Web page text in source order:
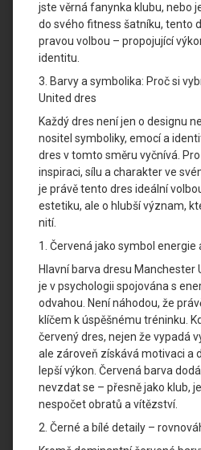
jste věrná fanynka klubu, nebo
do svého fitness šatníku, tento
pravou volbou – propojující
identitu.
3. Barvy a symbolika: Proč si
United dres
Každý dres není jen o designu
nositel symboliky, emocí a
dres v tomto směru vyčnívá.
inspiraci, sílu a charakter ve
je právě tento dres ideální
estetiku, ale o hlubší význam,
nití.
1. Červená jako symbol energie
Hlavní barva dresu Manchester
je v psychologii spojována s
odvahou. Není náhodou, že
klíčem k úspěšnému tréninku.
červený dres, nejen že vypadá
ale zároveň získává motivaci a
lepší výkon. Červená barva
nevzdat se – přesně jako klub,
nespočet obratů a vítězství.
2. Černé a bílé detaily –